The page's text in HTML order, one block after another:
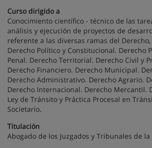
Curso dirigido a
Conocimiento científico - técnico de las
análisis y ejecución de proyectos de
referente a las diversas ramas del
Derecho Político y Constitucional. Derecho
Penal. Derecho Territorial. Derecho Civil y
Derecho Financiero. Derecho Municipal.
Derecho Administrativo. Derecho Agrario.
Derecho Internacional. Derecho Mercantil.
Ley de Tránsito y Práctica Procesal en
Societario.
Titulación
Abogado de los Juzgados y Tribunales de